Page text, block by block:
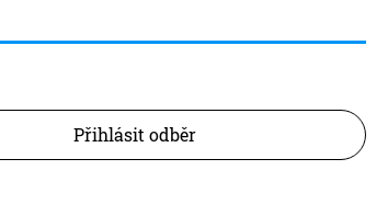
Přihlásit odběr